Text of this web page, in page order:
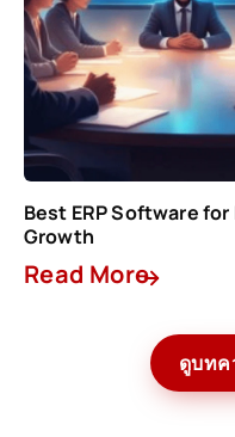
ดูบทค
Best ERP Software
Growth
Read More